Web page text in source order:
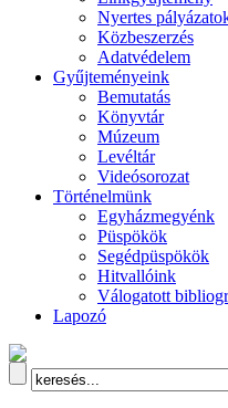
Nyertes
Közbeszerzés
Adatvédelem
Gyűjteményeink
Bemutatás
Könyvtár
Múzeum
Levéltár
Videósorozat
Történelmünk
Egyházmegyénk
Püspökök
Segédpüspökök
Hitvallóink
Válogatott
Lapozó